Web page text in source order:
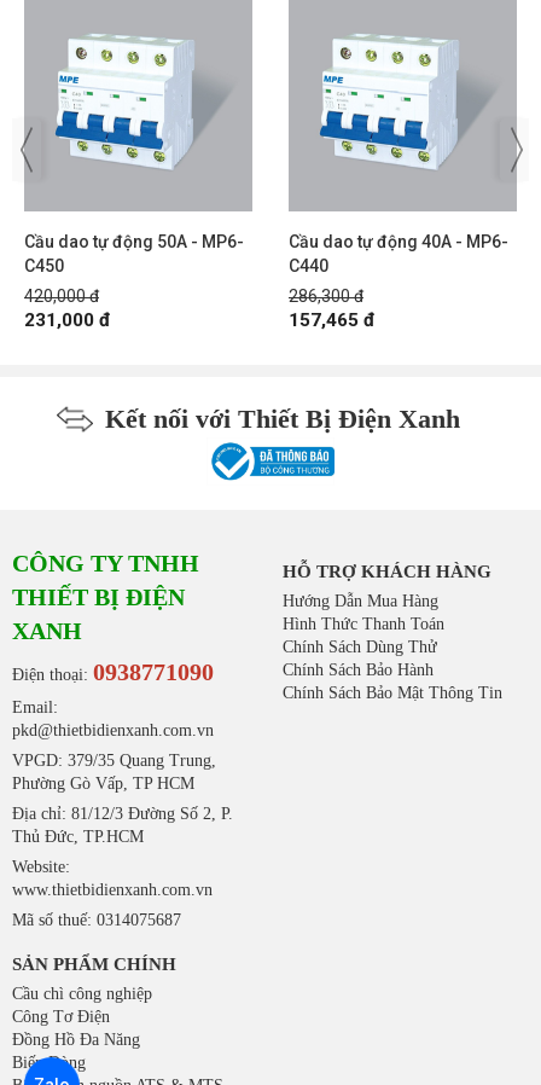
Cầu dao tự động 50A - MP6-
C450
420,000 đ
231,000 đ
Cầu dao tự động 40A - MP6-
C440
286,300 đ
157,465 đ
Kết nối với Thiết Bị Điện Xanh
CÔNG TY TNHH
THIẾT BỊ ĐIỆN
XANH
Điện thoại: 0938771090
Email:
pkd@thietbidienxanh.com.vn
VPGD: 379/35 Quang Trung,
Phường Gò Vấp, TP HCM
Địa chỉ: 81/12/3 Đường Số 2, P.
Thủ Đức, TP.HCM
Website:
www.thietbidienxanh.com.vn
Mã số thuế: 0314075687
HỖ TRỢ KHÁCH HÀNG
Hướng Dẫn Mua Hàng
Hình Thức Thanh Toán
Chính Sách Dùng Thử
Chính Sách Bảo Hành
Chính Sách Bảo Mật Thông Tin
SẢN PHẨM CHÍNH
Cầu chì công nghiệp
Công Tơ Điện
Đồng Hồ Đa Năng
Biến Dòng